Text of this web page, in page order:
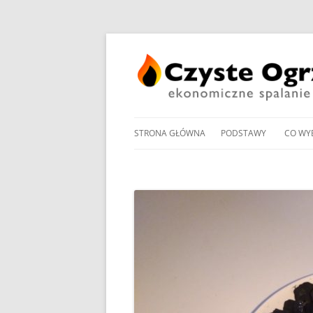
STRONA GŁÓWNA PODSTAWY
RODZAJE KOTŁÓW
MANDAT ZA PALENIE
CO
W